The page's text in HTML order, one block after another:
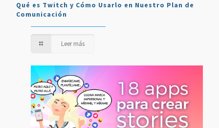
Qué es Twitch y Cómo Usarlo en Nuestro Plan de
Comunicación
Leer más